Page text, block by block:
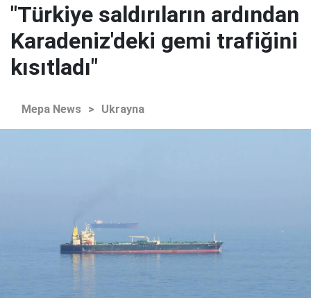
"Türkiye saldırıların ardından
Karadeniz'deki gemi trafiğini
kısıtladı"
Mepa News > Ukrayna